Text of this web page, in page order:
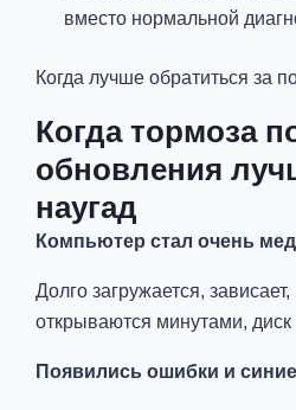
вместо нормальной
Когда лучше обратиться за
Когда тормоза
обновления
наугад
Компьютер стал очень
Долго загружается,
открываются минутами,
Появились ошибки и